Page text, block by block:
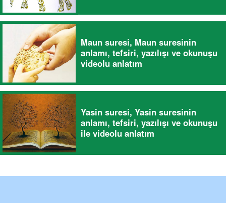
Maun suresi, Maun suresinin
anlamı, tefsiri, yazılışı ve okunuşu
videolu anlatım
Yasin suresi, Yasin suresinin
anlamı, tefsiri, yazılışı ve okunuşu
ile videolu anlatım